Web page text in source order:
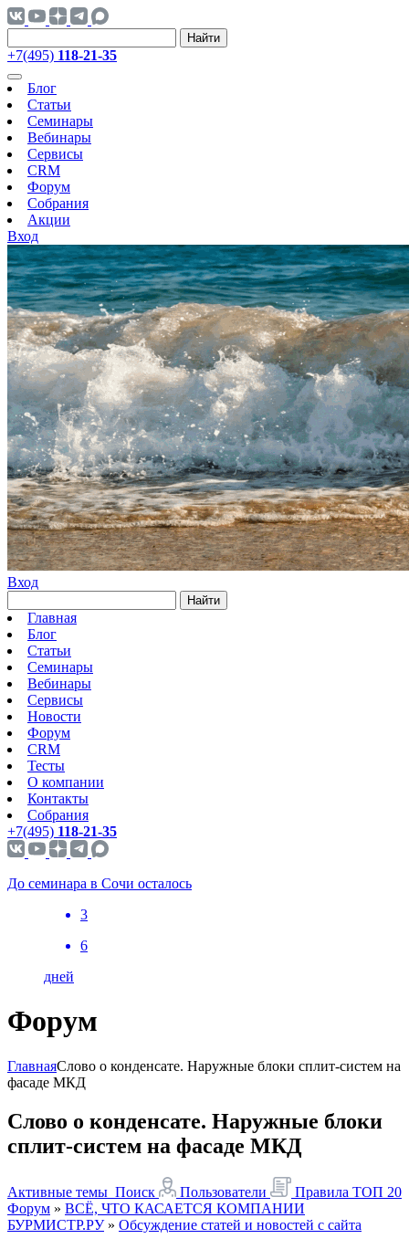
Найти
+7(495) 118-21-35
Блог
Статьи
Семинары
Вебинары
Сервисы
CRM
Форум
Собрания
Акции
Вход
Вход
Найти
Главная
Блог
Статьи
Семинары
Вебинары
Сервисы
Новости
Форум
CRM
Тесты
О компании
Контакты
Собрания
+7(495) 118-21-35
До семинара в Сочи осталось
3
6
дней
Форум
ГлавнаяСлово о конденсате. Наружные блоки сплит-систем на
фасаде МКД
Слово о конденсате. Наружные блоки
сплит-систем на фасаде МКД
Активные темы Поиск Пользователи Правила ТОП 20
Форум » ВСЁ, ЧТО КАСАЕТСЯ КОМПАНИИ
БУРМИСТР.РУ » Обсуждение статей и новостей с сайта